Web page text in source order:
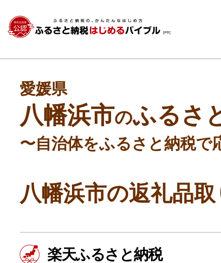
愛媛県
八幡浜市のふるさ
〜自治体をふるさと納税で
八幡浜市の返礼品
楽天ふるさと納税